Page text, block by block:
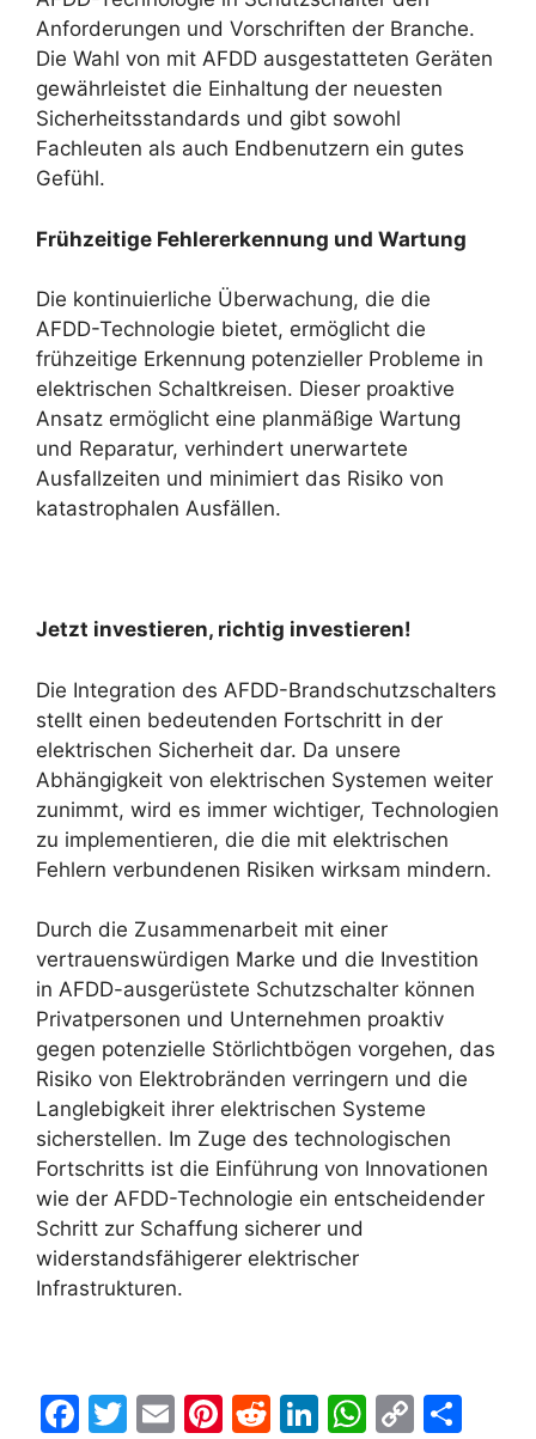
Anforderungen und Vorschriften der Branche.
Die Wahl von mit AFDD ausgestatteten Geräten
gewährleistet die Einhaltung der neuesten
Sicherheitsstandards und gibt sowohl
Fachleuten als auch Endbenutzern ein gutes
Gefühl.
Frühzeitige Fehlererkennung und Wartung
Die kontinuierliche Überwachung, die die
AFDD-Technologie bietet, ermöglicht die
frühzeitige Erkennung potenzieller Probleme in
elektrischen Schaltkreisen. Dieser proaktive
Ansatz ermöglicht eine planmäßige Wartung
und Reparatur, verhindert unerwartete
Ausfallzeiten und minimiert das Risiko von
katastrophalen Ausfällen.
Jetzt investieren, richtig investieren!
Die Integration des AFDD-Brandschutzschalters
stellt einen bedeutenden Fortschritt in der
elektrischen Sicherheit dar. Da unsere
Abhängigkeit von elektrischen Systemen weiter
zunimmt, wird es immer wichtiger, Technologien
zu implementieren, die die mit elektrischen
Fehlern verbundenen Risiken wirksam mindern.
Durch die Zusammenarbeit mit einer
vertrauenswürdigen Marke und die Investition
in AFDD-ausgerüstete Schutzschalter können
Privatpersonen und Unternehmen proaktiv
gegen potenzielle Störlichtbögen vorgehen, das
Risiko von Elektrobränden verringern und die
Langlebigkeit ihrer elektrischen Systeme
sicherstellen. Im Zuge des technologischen
Fortschritts ist die Einführung von Innovationen
wie der AFDD-Technologie ein entscheidender
Schritt zur Schaffung sicherer und
widerstandsfähigerer elektrischer
Infrastrukturen.
F
T
E
Pi R
Li W C